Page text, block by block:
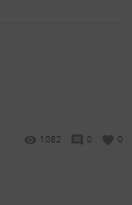
1082 0 0